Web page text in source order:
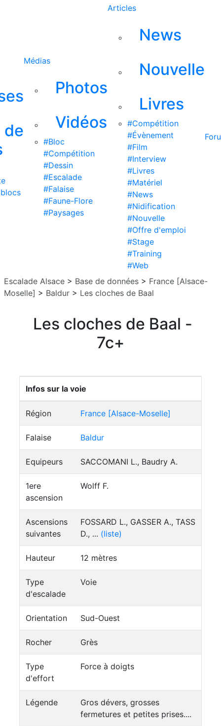
de
Médias
Photos
Vidéos
#Bloc
#Compétition
#Dessin
#Escalade
#Falaise
#Faune-Flore
#Paysages
Articles
News
Nouvelle
Livres
#Compétition
#Évènement
#Film
#Interview
#Livres
#Matériel
#News
#Nidification
#Nouvelle
#Offre d'emploi
#Stage
#Training
#Web
Escalade Alsace > Base de données > France [Alsace-
Moselle] > Baldur > Les cloches de Baal
Les cloches de Baal -
7c+
Infos sur la voie
Région France [Alsace-Moselle]
Falaise Baldur
Equipeurs SACCOMANI L., Baudry A.
1ere
ascension
Wolff F.
Ascensions
suivantes
FOSSARD L., GASSER A., TASS
D., ... (liste)
Hauteur 12 mètres
Type
d'escalade
Voie
Orientation Sud-Ouest
Rocher Grès
Type
d'effort
Force à doigts
Légende
Gros dévers, grosses
fermetures et petites prises....